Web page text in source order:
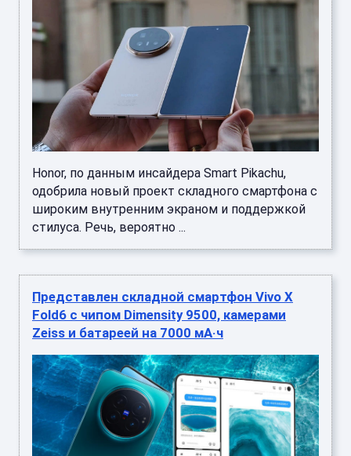
Honor, по данным инсайдера Smart Pikachu,
одобрила новый проект складного смартфона с
широким внутренним экраном и поддержкой
стилуса. Речь, вероятно ...
Представлен складной смартфон Vivo X
Fold6 с чипом Dimensity 9500, камерами
Zeiss и батареей на 7000 мА·ч